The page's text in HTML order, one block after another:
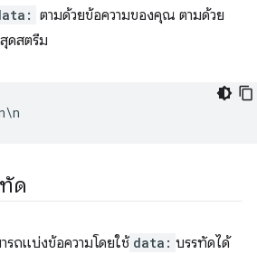
ตามด้วยข้อความของคุณ ตามด้วย
ดสตรีม
\n
ด
รถแบ่งข้อความโดยใช้ data: บรรทัดได้